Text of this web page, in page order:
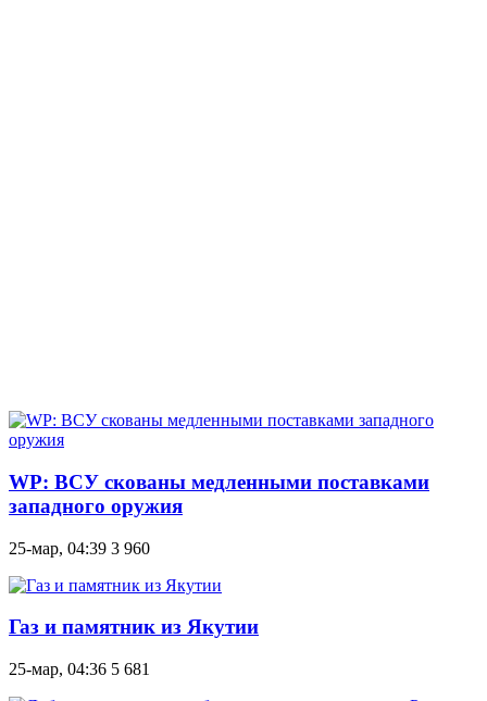
WP: ВСУ скованы медленными поставками
западного оружия
25-мар, 04:39 3 960
Газ и памятник из Якутии
25-мар, 04:36 5 681